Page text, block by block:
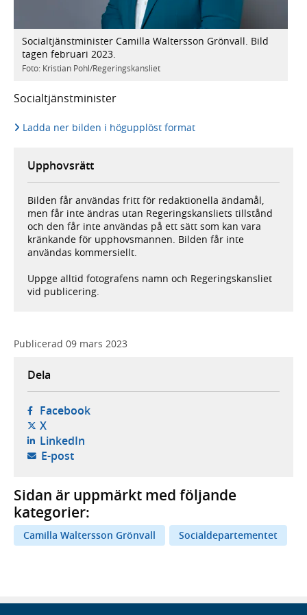
Socialtjänstminister Camilla Waltersson Grönvall. Bild
tagen februari 2023.
Foto: Kristian Pohl/Regeringskansliet
Socialtjänstminister
Ladda ner bilden i högupplöst format
Upphovsrätt
Bilden får användas fritt för redaktionella ändamål,
men får inte ändras utan Regeringskansliets tillstånd
och den får inte användas på ett sätt som kan vara
kränkande för upphovsmannen. Bilden får inte
användas kommersiellt.
Uppge alltid fotografens namn och Regeringskansliet
vid publicering.
Publicerad 09 mars 2023
Dela
Facebook- öppnas i ny flik, extern webbplats,
X- öppnas i ny flik, extern webbplats,
LinkedIn- öppnas i ny flik, extern webbplats,
E-post- öppnar din e-postklient,
Sidan är uppmärkt med följande
kategorier:
Camilla Waltersson Grönvall Socialdepartementet